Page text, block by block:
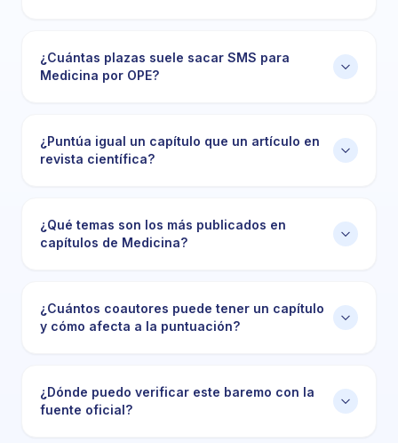
¿Cuántas plazas suele sacar SMS para
Medicina por OPE?
¿Puntúa igual un capítulo que un artículo en
revista científica?
¿Qué temas son los más publicados en
capítulos de Medicina?
¿Cuántos coautores puede tener un capítulo
y cómo afecta a la puntuación?
¿Dónde puedo verificar este baremo con la
fuente oficial?